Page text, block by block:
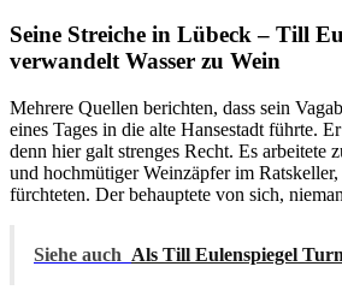
Seine Streiche in Lübeck – Till
verwandelt Wasser zu Wein
Mehrere Quellen berichten, dass sein
eines Tages in die alte Hansestadt führte.
denn hier galt strenges Recht. Es arbeitete
und hochmütiger Weinzäpfer im
fürchteten. Der behauptete von sich,
Siehe auch Als Till Eulenspiegel